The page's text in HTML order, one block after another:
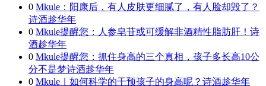
0 Mkule：阳康后，有人皮肤更细腻了，有人脸却毁了？
诗酒趁华年
0 Mkule提醒您：人参皂苷或可缓解非酒精性脂肪肝！ 诗
酒趁华年
0 Mkule提醒您：抓住身高的三个真相，孩子多长高10公
分不是梦诗酒趁华年
0 Mkule｜如何科学的干预孩子的身高呢？ 诗酒趁华年